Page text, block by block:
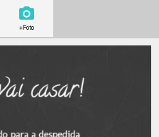
+Foto